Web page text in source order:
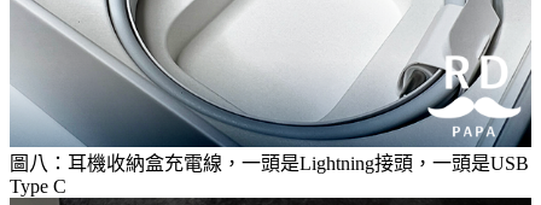
圖八：耳機收納盒充電線，一頭是Lightning接頭，一頭是USB
Type C